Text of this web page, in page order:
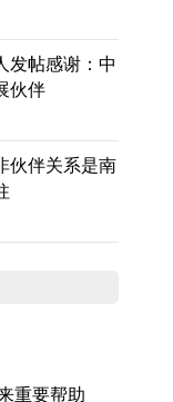
发帖感谢：中
伙伴
伙伴关系是南
重要帮助